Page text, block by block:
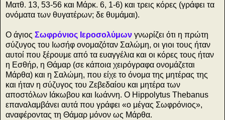
Ματθ. 13, 53-56 και Μάρκ. 6, 1-6) και τρεις κόρες (γράφει τα
ονόματα των θυγατέρων; δε θυμάμαι).
Ο άγιος Σωφρόνιος Ιεροσολύμων γνωρίζει ότι η πρώτη
σύζυγος του Ιωσήφ ονομαζόταν Σαλώμη, οι γιοι τους ήταν
αυτοί που ξέρουμε από τα ευαγγέλια και οι κόρες τους ήταν
η Εσθήρ, η Θάμαρ (σε κάποια χειρόγραφα ονομάζεται
Μάρθα) και η Σαλώμη, που είχε το όνομα της μητέρας της
και ήταν η σύζυγος του Ζεβεδαίου και μητέρα των
αποστόλων Ιάκωβου και Ιωάννη. Ο Hippolytus Thebanus
επαναλαμβάνει αυτά που γράφει «ο μέγας Σωφρόνιος»,
αναφέροντας τη Θάμαρ μόνον ως Μάρθα.